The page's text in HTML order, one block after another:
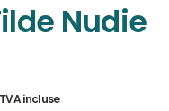
Nudie
TVA incluse